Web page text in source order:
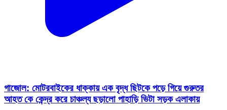
গাজোল: মোটরবাইকের ধাক্কায় এক বৃদ্ধ ছিটকে পড়ে গিয়ে গুরুতর
আহত কে কেন্দ্র করে চাঞ্চল্য ছড়ালো পাহাড়ি ভিটা সড়ক এলাকায়